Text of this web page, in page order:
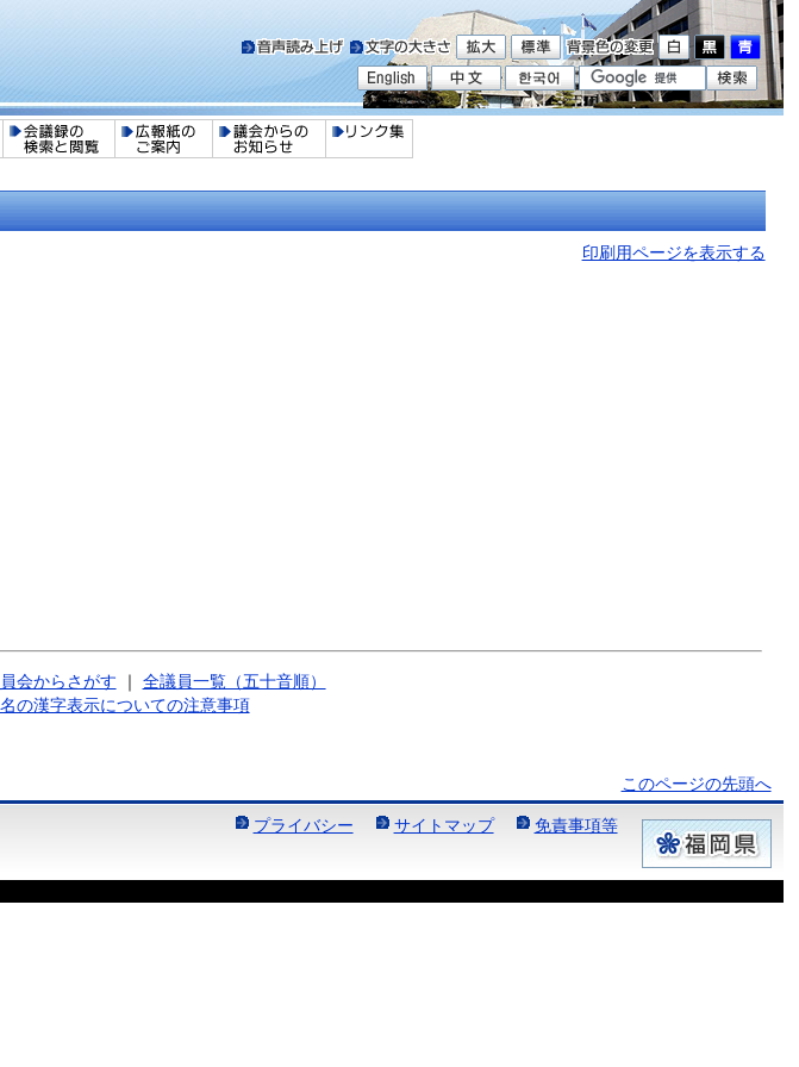
印刷用ページを表示する
会からさがす ｜ 全議員一覧（五十音順）
の漢字表示についての注意事項
このページの先頭へ
プライバシー サイトマップ 免責事項等